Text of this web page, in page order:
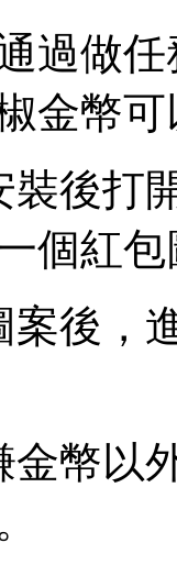
過做
金幣
裝後打
個紅
案後，
金幣以